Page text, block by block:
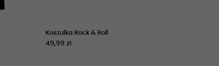
Koszulka Rock & Roll
49,99 zł